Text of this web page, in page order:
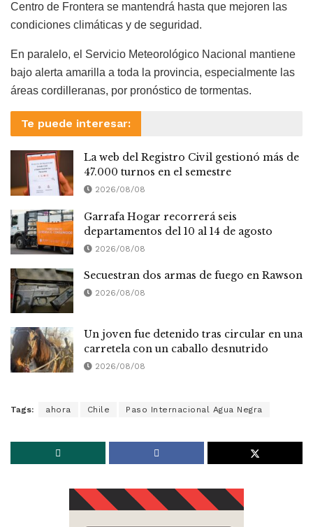
Centro de Frontera se mantendrá hasta que mejoren las
condiciones climáticas y de seguridad.
En paralelo, el Servicio Meteorológico Nacional mantiene
bajo alerta amarilla a toda la provincia, especialmente las
áreas cordilleranas, por pronóstico de tormentas.
Te puede interesar:
La web del Registro Civil gestionó más de
47.000 turnos en el semestre
2026/08/08
Garrafa Hogar recorrerá seis
departamentos del 10 al 14 de agosto
2026/08/08
Secuestran dos armas de fuego en Rawson
2026/08/08
Un joven fue detenido tras circular en una
carretela con un caballo desnutrido
2026/08/08
Tags: ahora Chile Paso Internacional Agua Negra